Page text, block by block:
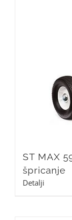
ST MAX
špricanje
Detalji